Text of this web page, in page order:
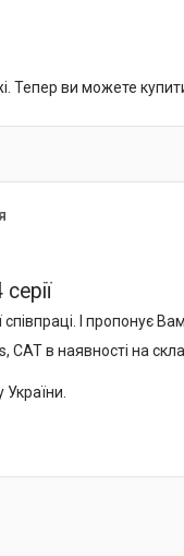
Тепер ви можете
І пропонує
CAT в наявності на